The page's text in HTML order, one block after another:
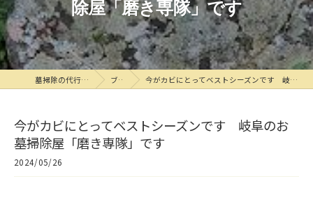
除屋「磨き専隊」です
墓掃除の代行なら磨き専隊 ブログ 今がカビにとってベストシーズンです 岐阜のお墓掃除屋「磨き専隊」です
今がカビにとってベストシーズンです 岐阜のお
墓掃除屋「磨き専隊」です
2024/05/26